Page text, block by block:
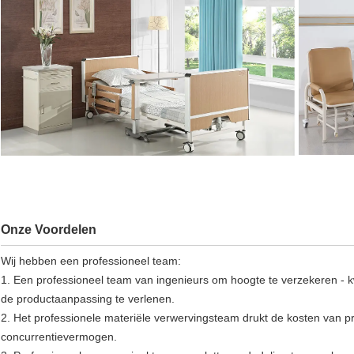
Onze Voordelen
Wij hebben een professioneel team:
1. Een professioneel team van ingenieurs om hoogte te verzekeren -
de productaanpassing te verlenen.
2. Het professionele materiële verwervingsteam drukt de kosten van
concurrentievermogen.